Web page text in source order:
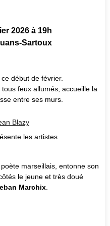
2026 à 19h
Sartoux
début de février.
feux allumés, accueille la
entre ses murs.
les artistes
poète marseillais, entonne son
le jeune et très doué
Marchix